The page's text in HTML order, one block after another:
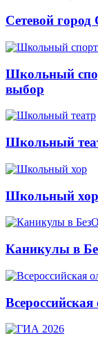
Сетевой город
Школьный
выбор
Школьный
Школьный
Каникулы в